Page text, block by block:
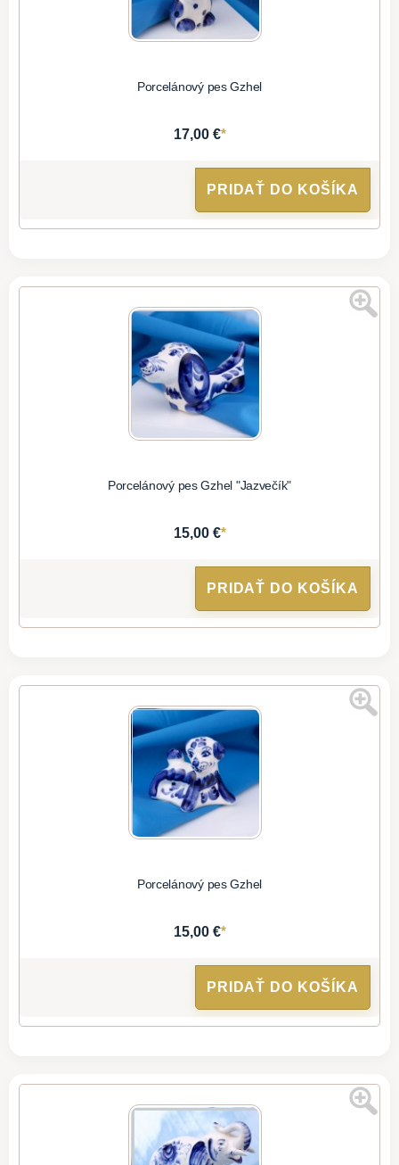
Porcelánový pes Gzhel
17,00 €*
PRIDAŤ DO KOŠÍKA
Porcelánový pes Gzhel "Jazvečík"
15,00 €*
PRIDAŤ DO KOŠÍKA
Porcelánový pes Gzhel
15,00 €*
PRIDAŤ DO KOŠÍKA